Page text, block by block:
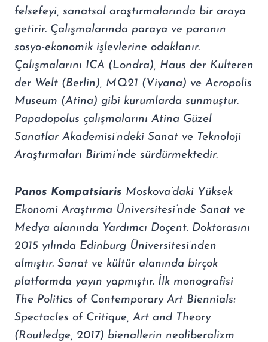
felsefeyi, sanatsal araştırmalarında bir araya
getirir. Çalışmalarında paraya ve paranın
sosyo-ekonomik işlevlerine odaklanır.
Çalışmalarını ICA (Londra), Haus der Kulteren
der Welt (Berlin), MQ21 (Viyana) ve Acropolis
Museum (Atina) gibi kurumlarda sunmuştur.
Papadopolus çalışmalarını Atina Güzel
Sanatlar Akademisi’ndeki Sanat ve Teknoloji
Araştırmaları Birimi’nde sürdürmektedir.
Panos Kompatsiaris Moskova’daki Yüksek
Ekonomi Araştırma Üniversitesi’nde Sanat ve
Medya alanında Yardımcı Doçent. Doktorasını
2015 yılında Edinburg Üniversitesi’nden
almıştır. Sanat ve kültür alanında birçok
platformda yayın yapmıştır. İlk monografisi
The Politics of Contemporary Art Biennials:
Spectacles of Critique, Art and Theory
(Routledge, 2017) bienallerin neoliberalizm